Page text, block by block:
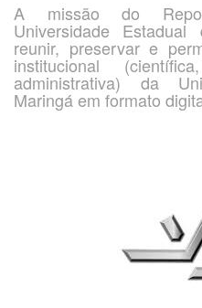
A missão do
Universidade
reunir, preservar e
institucional
administrativa) da
Maringá em formato